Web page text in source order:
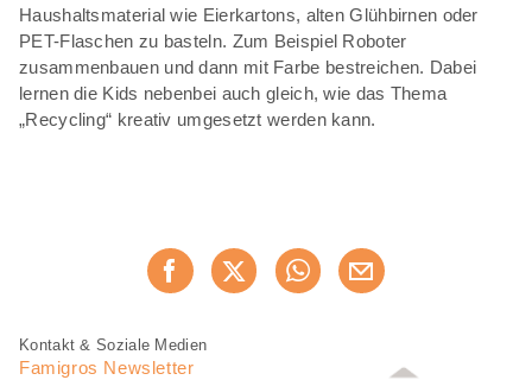
Haushaltsmaterial wie Eierkartons, alten Glühbirnen oder
PET-Flaschen zu basteln. Zum Beispiel Roboter
zusammenbauen und dann mit Farbe bestreichen. Dabei
lernen die Kids nebenbei auch gleich, wie das Thema
„Recycling“ kreativ umgesetzt werden kann.
Jetzt weiterempfehlen
Fusszeile
Fusszeile
Navigation
Kontakt & Soziale Medien
Famigros Newsletter